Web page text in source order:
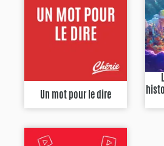
Un mot pour le dire